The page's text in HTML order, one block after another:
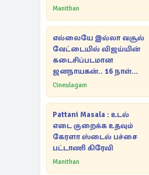
Manithan
எல்லையே இல்லா வசூல்
வேட்டையில் விஜய்யின்
கடைசிப்படமான
ஜனநாயகன்.. 16 நாள்
பாக்ஸ் ஆபிஸ்
Cineulagam
Pattani Masala : உடல்
எடை குறைக்க உதவும்
கேரளா ஸ்டைல் பச்சை
பட்டாணி கிரேவி
Manithan